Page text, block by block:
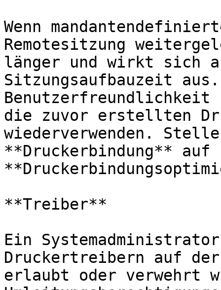
Wenn
Remotesitzung
länger und wirkt sich
Sitzungsaufbauzeit
Benutzerfreundlichkeit
die zuvor erstellten
wiederverwenden.
**Druckerbindung** auf
**Treiber**
Ein
Druckertreibern auf
erlaubt oder verwehrt